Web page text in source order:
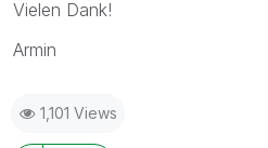
Vielen Dank!
Armin
1,101 Views